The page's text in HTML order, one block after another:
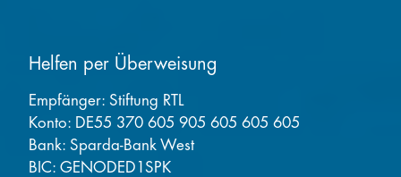
Helfen per Überweisung
Empfänger: Stiftung RTL
Konto: DE55 370 605 905 605 605 605
Bank: Sparda-Bank West
BIC: GENODED1SPK